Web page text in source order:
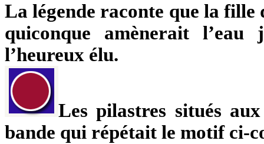
La légende raconte que la fille
quiconque amènerait
l’heureux élu.
Les pilastres situés
bande qui répétait le motif ci-